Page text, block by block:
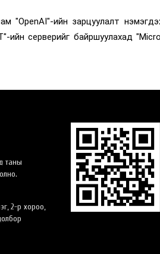
"OpenAI"-ийн зарцуулалт
ийн серверийг байршуулахад
таны
2-р хороо,